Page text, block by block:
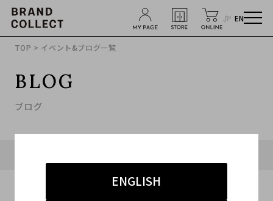
JP EN
ENGLISH
TOP > イベント&ブログ一覧
BLOG
ブログ